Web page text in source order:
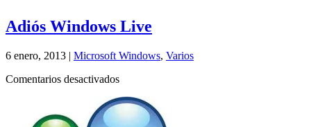
Adiós Windows Live
6 enero, 2013 | Microsoft Windows, Varios
Comentarios desactivadosen
Windows
Live